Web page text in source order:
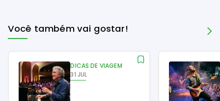
Você também vai gostar!
DICAS DE VIAGEM
31 JUL